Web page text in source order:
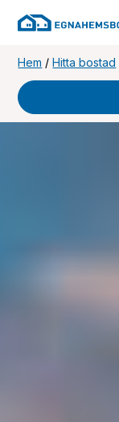
Hem /Hitta bostad